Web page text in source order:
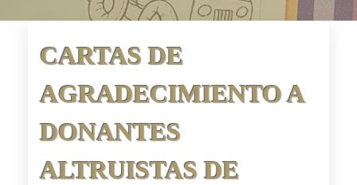
CARTAS DE
AGRADECIMIENTO A
DONANTES
ALTRUISTAS DE